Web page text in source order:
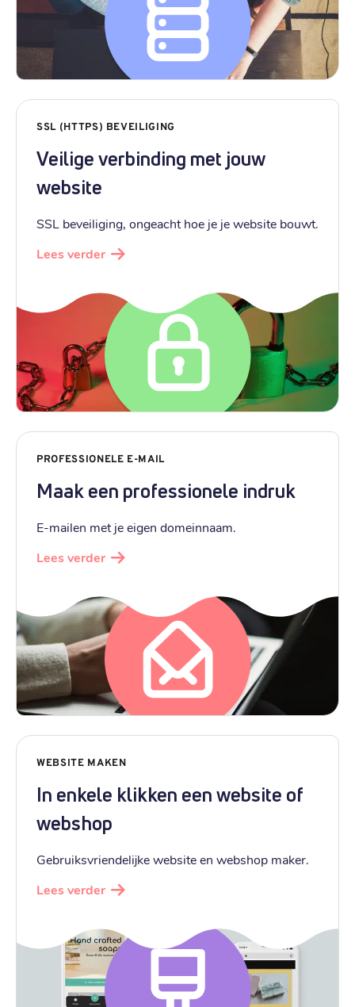
SSL (HTTPS) BEVEILIGING
Veilige verbinding met jouw
website
SSL beveiliging, ongeacht hoe je je website bouwt.
Lees verder
PROFESSIONELE E-MAIL
Maak een professionele indruk
E-mailen met je eigen domeinnaam.
Lees verder
WEBSITE MAKEN
In enkele klikken een website of
webshop
Gebruiksvriendelijke website en webshop maker.
Lees verder